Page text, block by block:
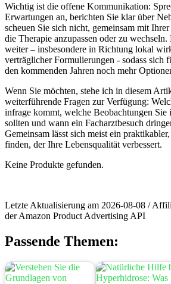
Wichtig ist die offene Kommunikation:
Erwartungen‌ an, ⁤berichten Sie klar über
scheuen Sie sich ⁣nicht, gemeinsam mit
die Therapie anzupassen oder zu
weiter – ‍insbesondere in​ Richtung lokal
verträglicher‌ Formulierungen -⁣ sodass⁤ sich
den kommenden Jahren noch mehr
Wenn Sie ⁤möchten, stehe ich in diesem
weiterführende‍ Fragen zur Verfügung:
infrage⁣ kommt,‌ welche⁣ Beobachtungen Sie
sollten ⁣und wann ein Facharztbesuch
Gemeinsam lässt​ sich meist​ ein
finden, der Ihre Lebensqualität verbessert.
Keine Produkte gefunden.
Letzte Aktualisierung am 2026-08-08 /
der Amazon Product Advertising API
Passende Themen: